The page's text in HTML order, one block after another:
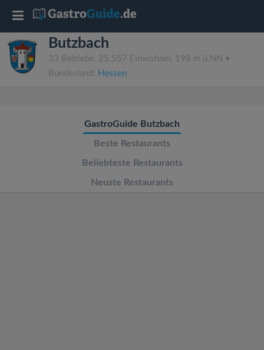
Butzbach
33 Betriebe, 25.557 Einwohner, 198 m ü.NN •
Bundesland: Hessen
GastroGuide Butzbach
Beste Restaurants
Beliebteste Restaurants
Neuste Restaurants
T
o